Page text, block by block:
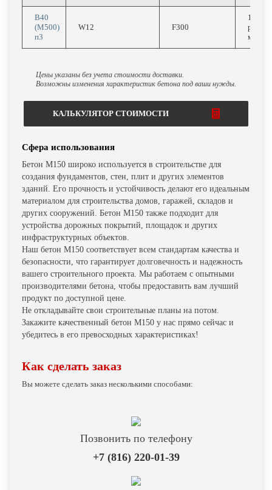
В40
(М500)
п3
W12 F300
13240
руб/
м3
Цены указаны без учета стоимости доставки.
Возможны изменения характеристик бетона под ваши нужды.
КАЛЬКУЛЯТОР СТОИМОСТИ
Сфера использования
Бетон М150 широко используется в строительстве для
создания фундаментов, стен, плит и других элементов
зданий. Его прочность и устойчивость делают его идеальным
материалом для строительства домов, гаражей, складов и
других сооружений. Бетон М150 также подходит для
устройства дорожных покрытий, площадок и других
инфраструктурных объектов.
Наш бетон М150 соответствует всем стандартам качества и
безопасности, что гарантирует долговечность и надежность
вашего строительного проекта. Мы работаем с опытными
производителями бетона, чтобы предоставить вам лучший
продукт по доступной цене.
Не откладывайте свои строительные планы на потом.
Закажите качественный бетон М150 у нас прямо сейчас и
убедитесь в его превосходных характеристиках!
Как сделать заказ
Вы можете сделать заказ несколькими способами:
Позвонить по телефону